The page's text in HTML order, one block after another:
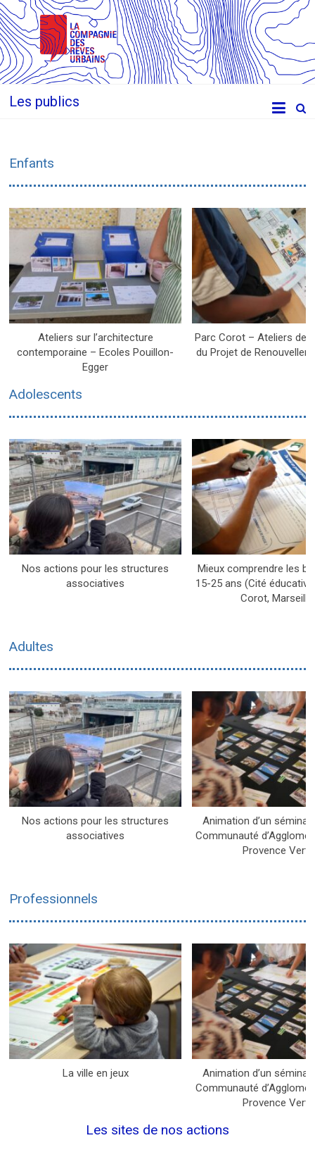
Les publics
Enfants
Ateliers sur l’architecture
contemporaine – Ecoles Pouillon-
Egger
Parc Corot – Ateliers de
du Projet de
Adolescents
Nos actions pour les structures
associatives
Mieux comprendre les
15-25 ans (Cité
Corot,
Adultes
Nos actions pour les structures
associatives
Animation d’un
Communauté
Provence Verte
Professionnels
La ville en jeux
Animation d’un
Communauté
Provence Verte
Les sites de nos actions